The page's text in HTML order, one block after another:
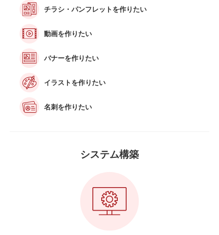
チラシ・パンフレットを作りたい
動画を作りたい
バナーを作りたい
イラストを作りたい
名刺を作りたい
システム構築